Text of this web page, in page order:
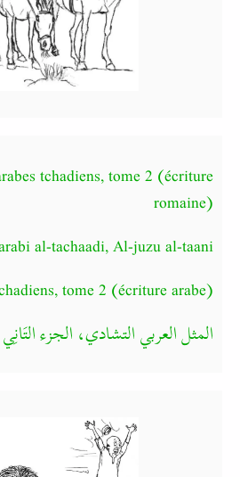
tchadiens, tome 2 (écriture
romaine)
al-tachaadi, Al-juzu al-taani
tome 2 (écriture arabe)
المثل العربي التشادي، الجزء التَانِي